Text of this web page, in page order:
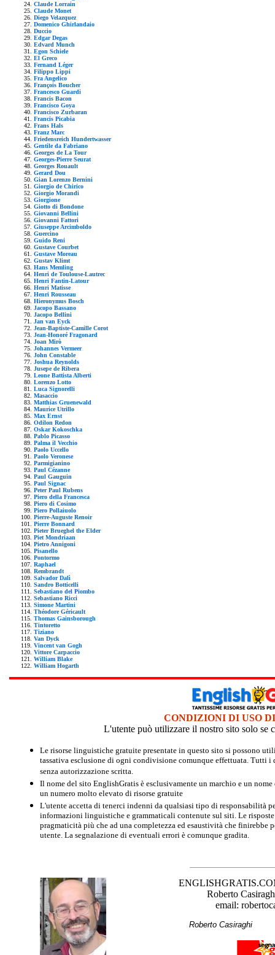
Claude Lorrain
Claude Monet
Diego Velazquez
Domenico Ghirlandaio
Duccio
Edgar Degas
Edvard Munch
Egon Schiele
El Greco
Fernand Léger
Filippo Lippi
Fra Angelico
François Boucher
Francesco Guardi
Francis Bacon
Francisco Goya
Francisco Zurbaran
Francis Picabia
Frans Hals
Franz Marc
Friedensreich Hundertwasser
Gentile da Fabriano
Georges de La Tour
Georges-Pierre Seurat
Georges Rouault
Gerard Dou
Gian Lorenzo Bernini
Giorgio de Chirico
Giorgio Morandi
Giorgione
Giotto di Bondone
Giovanni Bellini
Giovanni Fattori
Giuseppe Arcimboldo
Guercino
Guido Reni
Gustave Courbet
Gustave Moreau
Gustav Klimt
Hans Memling
Henri de Toulouse-Lautrec
Henri Fantin-Latour
Henri Matisse
Henri Rousseau
Hieronymus Bosch
Jacopo Bassano
Jacopo Bellini
Jan van Eyck
Jean-Baptiste-Camille Corot
Jean-Honoré Fragonard
Joan Mirò
Johannes Vermeer
John Constable
Joshua Reynolds
Jusepe de Ribera
Leone Battista Alberti
Lorenzo Lotto
Luca Signorelli
Masaccio
Matthias Gruenewald
Maurice Utrillo
Max Ernst
Odilon Redon
Oskar Kokoschka
Pablo Picasso
Palma il Vecchio
Paolo Uccello
Paolo Veronese
Parmigianino
Paul Cézanne
Paul Gauguin
Paul Signac
Peter Paul Rubens
Piero della Francesca
Piero di Cosimo
Piero Pollaiuolo
Pierre-Auguste Renoir
Pierre Bonnard
Pieter Brueghel the Elder
Piet Mondriaan
Pietro Annigoni
Pisanello
Pontormo
Raphael
Rembrandt
Salvador Dalì
Sandro Botticelli
Sebastiano del Piombo
Sebastiano Ricci
Simone Martini
Théodore Géricault
Thomas Gainsborough
Tintoretto
Tiziano
Van Dyck
Vincent van Gogh
Vittore Carpaccio
William Blake
William Hogarth
CONDIZIONI DI USO
L'utente può utilizzare il nostro sito solo se
Le risorse linguistiche gratuite presentate in questo sito si possono
tassativa esclusione di ogni condivisione comunque effettuata. Tutti
senza autorizzazione scritta.
Il nome del sito EnglishGratis è esclusivamente un marchio e un
un numero molto elevato di risorse gratuite
L'utente accetta di tenerci indenni da qualsiasi tipo di responsabilità
informazioni linguistiche e grammaticali contenute sul siti. Le
pragmaticità più che ad una completezza ed esaustività che finirebbe
utente. La segnalazione di eventuali errori è comunque gradita.
Roberto
email:
Roberto